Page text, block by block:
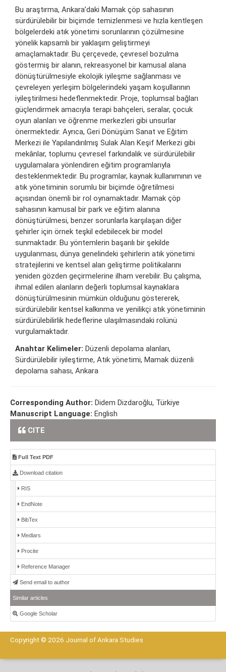
Bu araştırma, Ankara’daki Mamak çöp sahasının
sürdürülebilir bir biçimde temizlenmesi ve hızla kentleşen
bölgelerdeki atık yönetimi sorunlarının çözülmesine
yönelik kapsamlı bir yaklaşım geliştirmeyi
amaçlamaktadır. Bu çerçevede, çevresel bozulma
göstermiş bir alanın, rekreasyonel bir kamusal alana
dönüştürülmesiyle ekolojik iyileşme sağlanması ve
çevreleyen yerleşim bölgelerindeki yaşam koşullarının
iyileştirilmesi hedeflenmektedir. Proje, toplumsal bağları
güçlendirmek amacıyla terapi bahçeleri, seralar, çocuk
oyun alanları ve öğrenme merkezleri gibi unsurlar
önermektedir. Ayrıca, Geri Dönüşüm Sanat ve Eğitim
Merkezi ile Yapılandırılmış Sulak Alan Keşif Merkezi gibi
mekânlar, toplumu çevresel farkındalık ve sürdürülebilir
uygulamalara yönlendiren eğitim programlarıyla
desteklenmektedir. Bu programlar, kaynak kullanımının ve
atık yönetiminin sorumlu bir biçimde öğretilmesi
açısından önemli bir rol oynamaktadır. Mamak çöp
sahasının kamusal bir park ve eğitim alanına
dönüştürülmesi, benzer sorunlarla karşılaşan diğer
şehirler için örnek teşkil edebilecek bir model
sunmaktadır. Bu yöntemlerin başarılı bir şekilde
uygulanması, dünya genelindeki şehirlerin atık yönetimi
stratejilerini ve kentsel alan geliştirme politikalarını
yeniden gözden geçirmelerine ilham verebilir. Bu çalışma,
ihmal edilen alanların değerli toplumsal kaynaklara
dönüştürülmesinin mümkün olduğunu göstererek,
sürdürülebilir kentsel kalkınma ve yenilikçi atık yönetiminin
sürdürülebilirlik hedeflerine ulaşılmasındaki rolünü
vurgulamaktadır.
Anahtar Kelimeler: Düzenli depolama alanları,
Sürdürülebilir iyileştirme, Atık yönetimi, Mamak düzenli
depolama sahası, Ankara
Corresponding Author: Didem Dizdaroğlu, Türkiye
Manuscript Language: English
CITE
Full Text PDF
Download citation
RIS
EndNote
BibTex
Medlars
Procite
Reference Manager
Send email to author
Similar articles
Google Scholar
Copyright © 2026 Journal of Ankara Studies